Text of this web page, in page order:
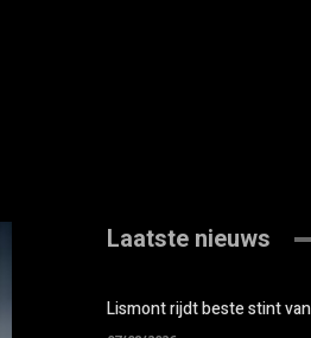
Laatste nieuws
Lismont rijdt beste stint